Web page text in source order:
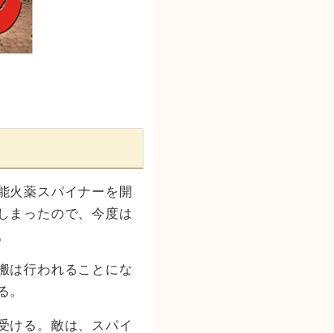
火薬スパイナーを開
まったので、今度は
は行われることにな
。
ける。敵は、スパイ